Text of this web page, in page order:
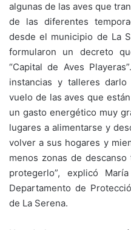
algunas de las aves que
de las diferentes
desde el municipio de La
formularon un decreto
“Capital de Aves
instancias y talleres
vuelo de las aves que
un gasto energético muy
lugares a alimentarse y
volver a sus hogares y
menos zonas de
protegerlo”, explicó
Departamento de
de La Serena.